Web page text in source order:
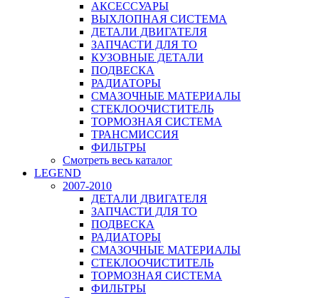
АКСЕССУАРЫ
ВЫХЛОПНАЯ СИСТЕМА
ДЕТАЛИ ДВИГАТЕЛЯ
ЗАПЧАСТИ ДЛЯ ТО
КУЗОВНЫЕ ДЕТАЛИ
ПОДВЕСКА
РАДИАТОРЫ
СМАЗОЧНЫЕ МАТЕРИАЛЫ
СТЕКЛООЧИСТИТЕЛЬ
ТОРМОЗНАЯ СИСТЕМА
ТРАНСМИССИЯ
ФИЛЬТРЫ
Смотреть весь каталог
LEGEND
2007-2010
ДЕТАЛИ ДВИГАТЕЛЯ
ЗАПЧАСТИ ДЛЯ ТО
ПОДВЕСКА
РАДИАТОРЫ
СМАЗОЧНЫЕ МАТЕРИАЛЫ
СТЕКЛООЧИСТИТЕЛЬ
ТОРМОЗНАЯ СИСТЕМА
ФИЛЬТРЫ